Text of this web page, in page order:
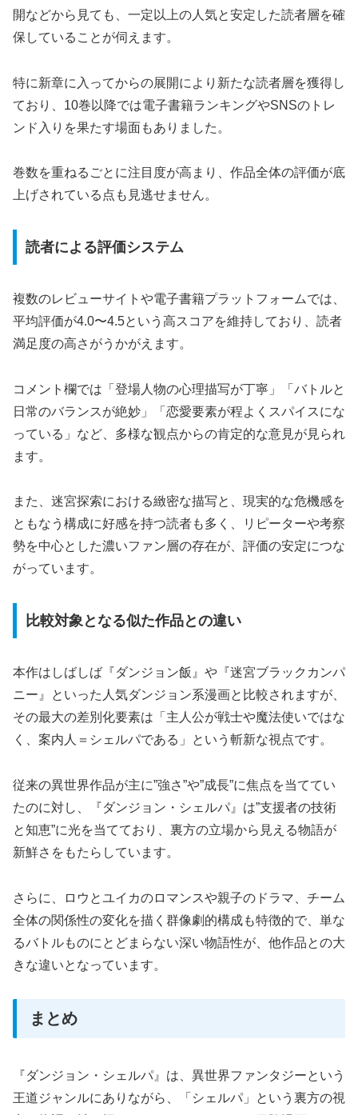
開などから見ても、一定以上の人気と安定した読者層を確
保していることが伺えます。
特に新章に入ってからの展開により新たな読者層を獲得し
ており、10巻以降では電子書籍ランキングやSNSのトレ
ンド入りを果たす場面もありました。
巻数を重ねるごとに注目度が高まり、作品全体の評価が底
上げされている点も見逃せません。
読者による評価システム
複数のレビューサイトや電子書籍プラットフォームでは、
平均評価が4.0〜4.5という高スコアを維持しており、読者
満足度の高さがうかがえます。
コメント欄では「登場人物の心理描写が丁寧」「バトルと
日常のバランスが絶妙」「恋愛要素が程よくスパイスにな
っている」など、多様な観点からの肯定的な意見が見られ
ます。
また、迷宮探索における緻密な描写と、現実的な危機感を
ともなう構成に好感を持つ読者も多く、リピーターや考察
勢を中心とした濃いファン層の存在が、評価の安定につな
がっています。
比較対象となる似た作品との違い
本作はしばしば『ダンジョン飯』や『迷宮ブラックカンパ
ニー』といった人気ダンジョン系漫画と比較されますが、
その最大の差別化要素は「主人公が戦士や魔法使いではな
く、案内人＝シェルパである」という斬新な視点です。
従来の異世界作品が主に”強さ”や”成長”に焦点を当ててい
たのに対し、『ダンジョン・シェルパ』は”支援者の技術
と知恵”に光を当てており、裏方の立場から見える物語が
新鮮さをもたらしています。
さらに、ロウとユイカのロマンスや親子のドラマ、チーム
全体の関係性の変化を描く群像劇的構成も特徴的で、単な
るバトルものにとどまらない深い物語性が、他作品との大
きな違いとなっています。
まとめ
『ダンジョン・シェルパ』は、異世界ファンタジーという
王道ジャンルにありながら、「シェルパ」という裏方の視